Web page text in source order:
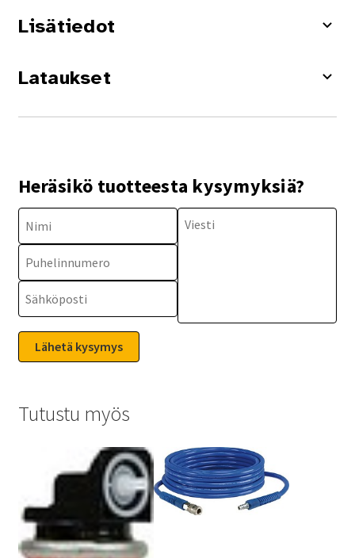
Lisätiedot
Lataukset
Heräsikö tuotteesta kysymyksiä?
Tutustu myös